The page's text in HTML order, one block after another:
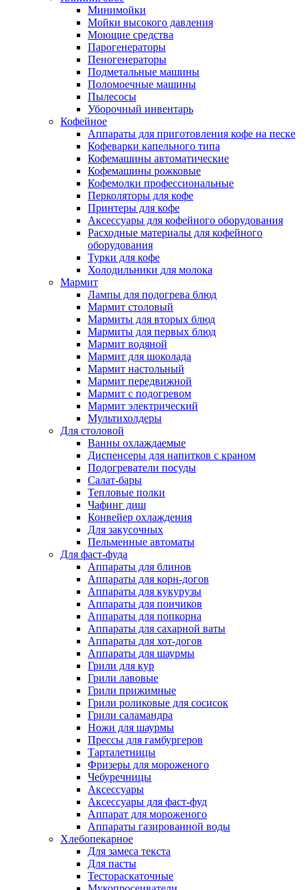
Минимойки
Мойки высокого давления
Моющие средства
Парогенераторы
Пеногенераторы
Подметальные машины
Поломоечные машины
Пылесосы
Уборочный инвентарь
Кофейное
Аппараты для приготовления кофе на песке
Кофеварки капельного типа
Кофемашины автоматические
Кофемашины рожковые
Кофемолки профессиональные
Перколяторы для кофе
Принтеры для кофе
Аксессуары для кофейного оборудования
Расходные материалы для кофейного
оборудования
Турки для кофе
Холодильники для молока
Мармит
Лампы для подогрева блюд
Мармит столовый
Мармиты для вторых блюд
Мармиты для первых блюд
Мармит водяной
Мармит для шоколада
Мармит настольный
Мармит передвижной
Мармит с подогревом
Мармит электрический
Мультихолдеры
Для столовой
Ванны охлаждаемые
Диспенсеры для напитков с краном
Подогреватели посуды
Салат-бары
Тепловые полки
Чафинг диш
Конвейер охлаждения
Для закусочных
Пельменные автоматы
Для фаст-фуда
Аппараты для блинов
Аппараты для корн-догов
Аппараты для кукурузы
Аппараты для пончиков
Аппараты для попкорна
Аппараты для сахарной ваты
Аппараты для хот-догов
Аппараты для шаурмы
Грили для кур
Грили лавовые
Грили прижимные
Грили роликовые для сосисок
Грили саламандра
Ножи для шаурмы
Прессы для гамбургеров
Тарталетницы
Фризеры для мороженого
Чебуречницы
Аксессуары
Аксессуары для фаст-фуд
Аппарат для мороженого
Аппараты газированной воды
Хлебопекарное
Для замеса текста
Для пасты
Тестораскаточные